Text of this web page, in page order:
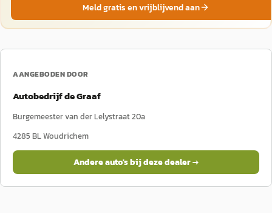
Meld gratis en vrijblijvend aan
AANGEBODEN DOOR
Autobedrijf de Graaf
Burgemeester van der Lelystraat 20a
4285 BLWoudrichem
Andere auto's bij deze dealer →